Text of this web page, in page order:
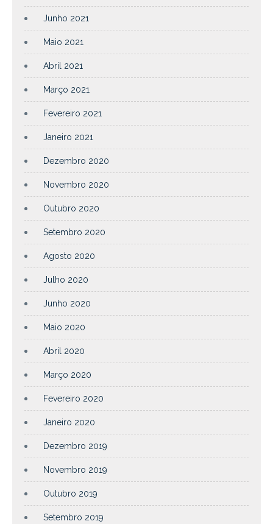
Junho 2021
Maio 2021
Abril 2021
Março 2021
Fevereiro 2021
Janeiro 2021
Dezembro 2020
Novembro 2020
Outubro 2020
Setembro 2020
Agosto 2020
Julho 2020
Junho 2020
Maio 2020
Abril 2020
Março 2020
Fevereiro 2020
Janeiro 2020
Dezembro 2019
Novembro 2019
Outubro 2019
Setembro 2019